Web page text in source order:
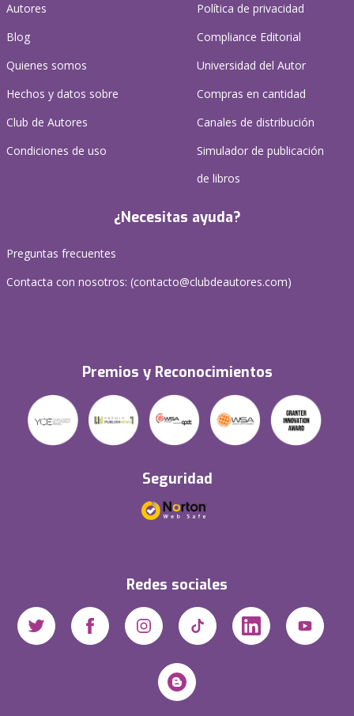
Autores
Blog
Quienes somos
Hechos y datos sobre
Club de Autores
Condiciones de uso
Política de privacidad
Compliance Editorial
Universidad del Autor
Compras en cantidad
Canales de distribución
Simulador de publicación
de libros
¿Necesitas ayuda?
Preguntas frecuentes
Contacta con nosotros: (contacto@clubdeautores.com)
Premios y Reconocimientos
Seguridad
Redes sociales